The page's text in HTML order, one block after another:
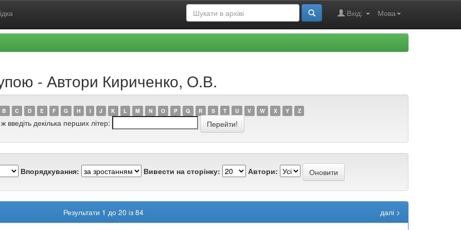
Мова
Вхід:
- Автори Кириченко, О.В.
B C D E F G H I J K L M N O P Q R S T U V W X Y Z
введіть декілька перших літер:
Впорядкування: Вивести на сторінку: Автори:
Результати 1 до 20 із 84
далі >